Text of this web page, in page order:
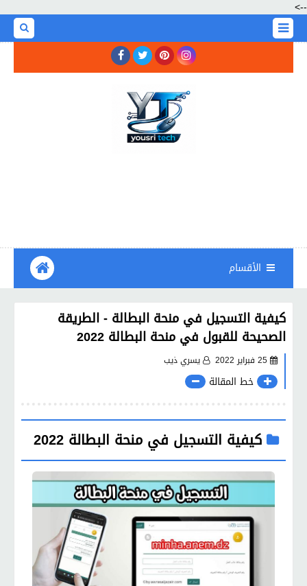
-->
الأقسام
كيفية التسجيل في منحة البطالة - الطريقة
الصحيحة للقبول في منحة البطالة 2022
25 فبراير 2022 يسري ذيب
خط المقالة
كيفية التسجيل في منحة البطالة 2022